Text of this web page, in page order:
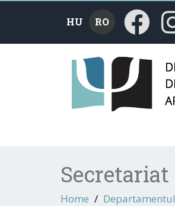
HU RO
Secretariat
Home Departamentul